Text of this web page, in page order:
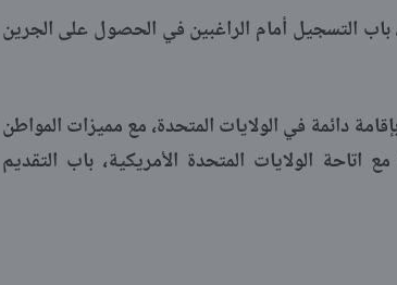
باب التسجيل أمام الراغبين في الحصول على الجرين
دائمة في الولايات المتحدة، مع مميزات المواطن
الولايات المتحدة الأمريكية، باب التقديم